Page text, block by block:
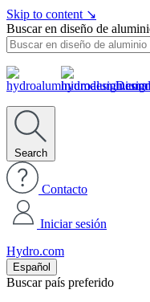
Skip to content ↘
Buscar en diseño de
Search
Contacto
Iniciar sesión
Hydro.com
Español
Buscar país preferido